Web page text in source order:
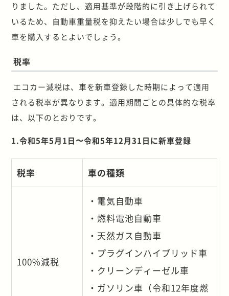
りました。ただし、適用基準が段階的に引き上げられて
いるため、自動車重量税を抑えたい場合は少しでも早く
車を購入するとよいでしょう。
税率
エコカー減税は、車を新車登録した時期によって適用
される税率が異なります。適用期間ごとの具体的な税率
は、以下のとおりです。
1.令和5年5月1日〜令和5年12月31日に新車登録
税率 車の種類
100%減税
・電気自動車
・燃料電池自動車
・天然ガス自動車
・プラグインハイブリッド車
・クリーンディーゼル車
・ガソリン車（令和12年度燃